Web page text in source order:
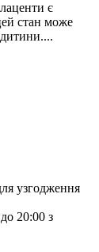
є
стан може
дитини....
узгодження
20:00 з